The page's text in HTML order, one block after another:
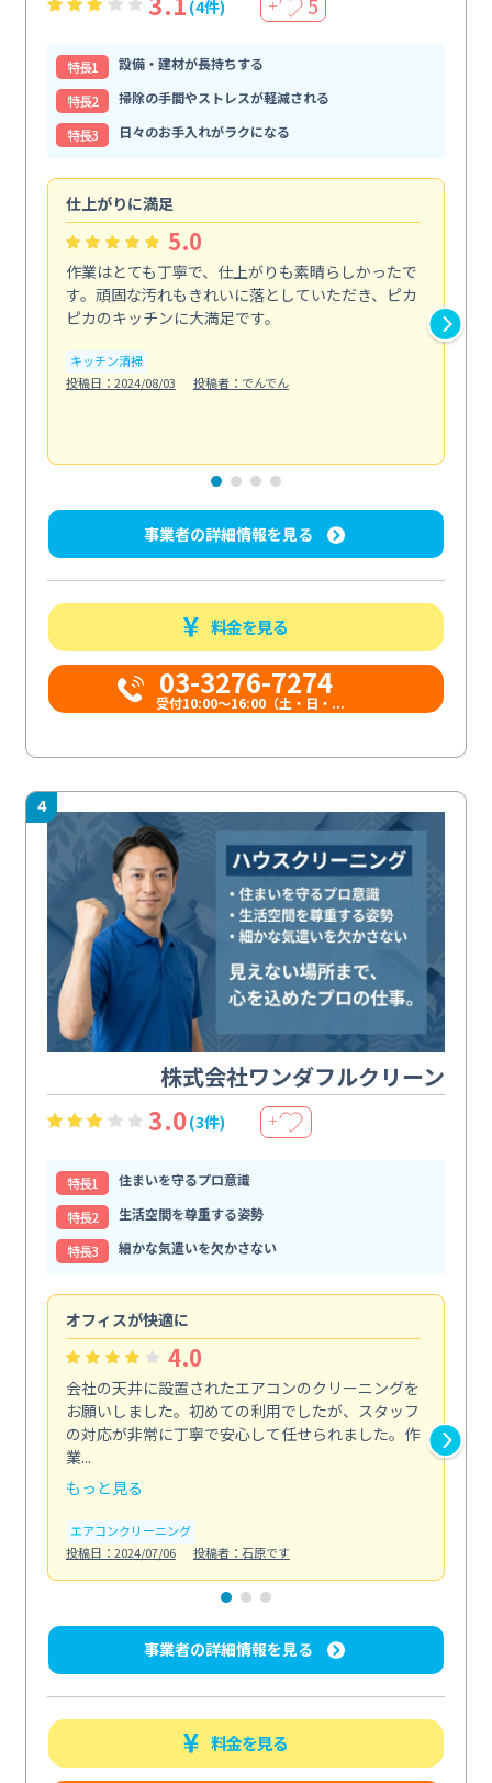
(4件) ＋ 5
特⻑1
設備・建材が長持ちする
特⻑2
掃除の手間やストレスが軽減される
特⻑3
日々のお手入れがラクになる
仕上がりに満足
5.0
作業はとても丁寧で、仕上がりも素晴らしかったで
す。頑固な汚れもきれいに落としていただき、ピカ
ピカのキッチンに大満足です。
キッチン清掃
投稿日：2024/08/03
投稿者：でんでん
事業者の詳細情報を見る
料金を見る
03-3276-7274
受付10:00〜16:00（土・日・...
4
株式会社ワンダフルクリーン
3.0(3件) ＋
特⻑1
住まいを守るプロ意識
特⻑2
生活空間を尊重する姿勢
特⻑3
細かな気遣いを欠かさない
オフィスが快適に
4.0
会社の天井に設置されたエアコンのクリーニングを
お願いしました。初めての利用でしたが、スタッフ
の対応が非常に丁寧で安心して任せられました。作
業...
もっと見る
エアコンクリーニング
投稿日：2024/07/06
投稿者：石原です
事業者の詳細情報を見る
料金を見る